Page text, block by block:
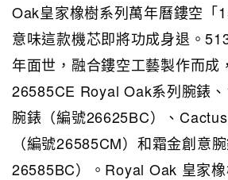
Oak皇家橡樹系列萬年曆鏤空「
意味這款機芯即將功成身退。
年面世，融合鏤空工藝製作而成
26585CE Royal Oak系列腕錶
腕錶（編號26625BC）、
（編號26585CM）和霜金創意
26585BC）。Royal Oak 皇家